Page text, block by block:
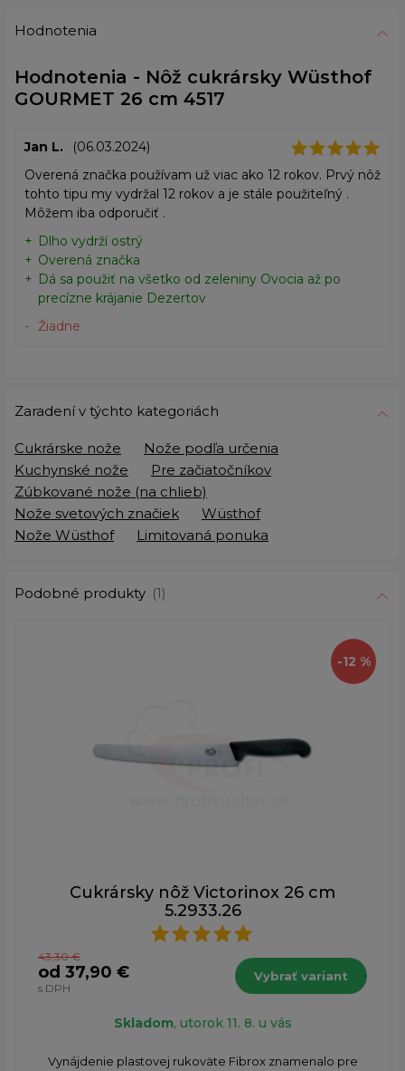
Hodnotenia
Hodnotenia - Nôž cukrársky Wüsthof
GOURMET 26 cm 4517
Jan L.
(06.03.2024)
Overená značka používam už viac ako 12 rokov. Prvý nôž
tohto tipu my vydržal 12 rokov a je stále použiteľný .
Môžem iba odporučiť .
Dlho vydrží ostrý
Overená značka
Dá sa použiť na všetko od zeleniny Ovocia až po
precízne krájanie Dezertov
Žiadne
Zaradení v týchto kategoriách
Cukrárske nože
Nože podľa určenia
Kuchynské nože
Pre začiatočníkov
Zúbkované nože (na chlieb)
Nože svetových značiek
Wüsthof
Nože Wüsthof
Limitovaná ponuka
Podobné produkty (1)
-12 %
Cukrársky nôž Victorinox 26 cm
5.2933.26
43,30 €
od 37,90 €
s DPH
Vybrať variant
Skladom, utorok 11. 8. u vás
​Vynájdenie plastovej rukoväte Fibrox znamenalo pre